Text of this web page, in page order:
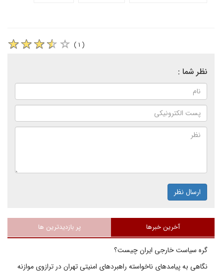
( ۱ )
نظر شما :
ارسال نظر
آخرین خبرها پر بازدیدترین ها
گره سیاست خارجی ایران چیست؟
نگاهی به پیامدهای ناخواسته راهبردهای امنیتی تهران در ترازوی موازنه